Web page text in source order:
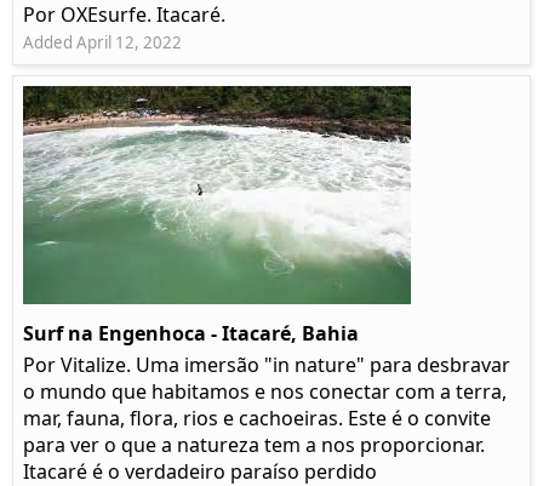
Por OXEsurfe. Itacaré.
Added April 12, 2022
Surf na Engenhoca - Itacaré, Bahia
Por Vitalize. Uma imersão "in nature" para desbravar
o mundo que habitamos e nos conectar com a terra,
mar, fauna, flora, rios e cachoeiras. Este é o convite
para ver o que a natureza tem a nos proporcionar.
Itacaré é o verdadeiro paraíso perdido